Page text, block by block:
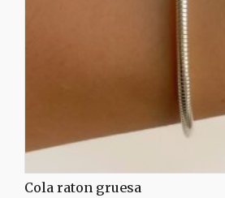
Cola raton gruesa